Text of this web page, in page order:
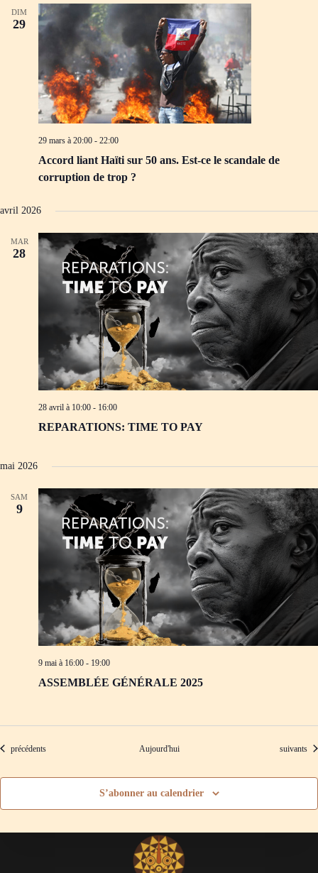
DIM
29
29 mars à 20:00 - 22:00
Accord liant Haïti sur 50 ans. Est-ce le scandale de
corruption de trop ?
avril 2026
MAR
28
28 avril à 10:00 - 16:00
REPARATIONS: TIME TO PAY
mai 2026
SAM
9
9 mai à 16:00 - 19:00
ASSEMBLÉE GÉNÉRALE 2025
Évènements
précédents Aujourd'hui suivants
S’abonner au calendrier